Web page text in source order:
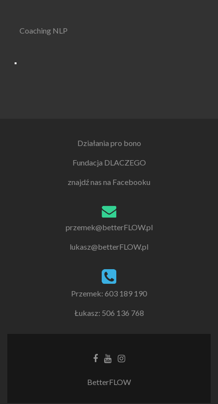
Coaching NLP
Działania pro bono
Fundacja DLACZEGO
znajdź nas na Facebooku
przemek@betterFLOW.pl
lukasz@betterFLOW.pl
Przemek: 603 189 190
Łukasz: 506 136 768
Facebook
YoutubeInstagram
BetterFLOW